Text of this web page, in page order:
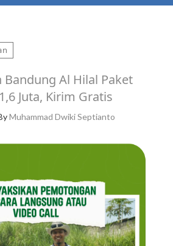
Bandung Al Hilal Paket
Juta, Kirim Gratis
Muhammad Dwiki Septianto